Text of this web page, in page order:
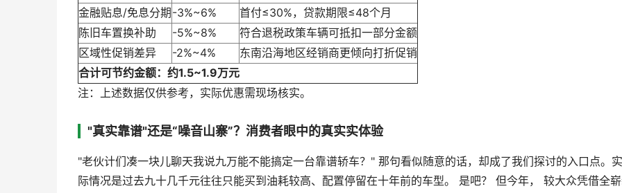
金融贴息/免息分期 -3%~6%
首付≤30%，贷款期限≤48个月
陈旧车置换补助
-5%~8%
符合退税政策车辆可抵扣一部分金额
区域性促销差异
-2%~4%
东南沿海地区经销商更倾向打折促销
合计可节约金额：约1.5~1.9万元
注：上述数据仅供参考，实际优惠需现场核实。
"真实靠谱"还是“噪音山寨”？消费者眼中的真实实体验
"老伙计们凑一块儿聊天我说九万能不能搞定一台靠谱轿车？" 那句看似随意的话，却成了我们探讨的入口点。实
际情况是过去九十几千元往往只能买到油耗较高、配置停留在十年前的车型。 是吧？ 但今年， 较大众凭借全